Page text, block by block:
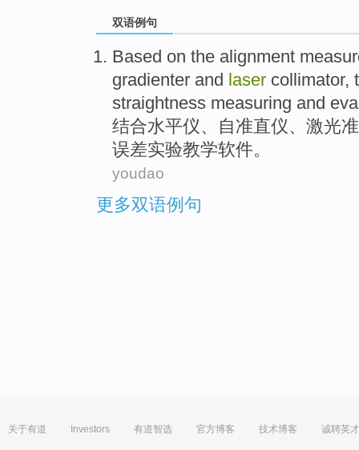
双语例句
Based on the alignment
gradienter and laser collimator,
straightness measuring and
结合水平仪、自准直仪、 激光
误差实验教学软件。
youdao
更多双语例句
关于有道 Investors 有道智选 官方博客 技术博客 诚聘英才